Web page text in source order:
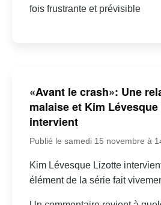
fois frustrante et prévisible
«Avant le crash»: Une
malaise et Kim
intervient
Publié le samedi 15 novembre à
Kim Lévesque Lizotte
élément de la série fait